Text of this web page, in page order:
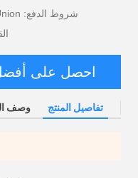
شروط الدفع: T / T، L / C، D / A، D / P، ، Western Union
احصل على
تفاصيل المنتج وصف